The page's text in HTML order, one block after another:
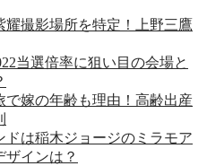
耀撮影場所を特定！上野三鷹
当選倍率に狙い目の会場と
嫁の年齢も理由！高齢出産
は稲木ジョージのミラモア
インは？